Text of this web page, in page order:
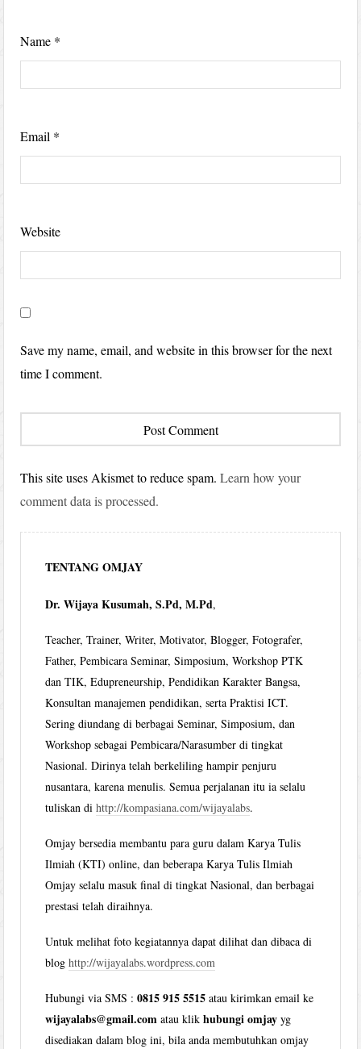
Name *
Email *
Website
Save my name, email, and website in this browser for the next
time I comment.
This site uses Akismet to reduce spam.Learn how your
comment data is processed.
TENTANG OMJAY
Dr. Wijaya Kusumah, S.Pd, M.Pd,
Teacher, Trainer, Writer, Motivator, Blogger, Fotografer,
Father, Pembicara Seminar, Simposium, Workshop PTK
dan TIK, Edupreneurship, Pendidikan Karakter Bangsa,
Konsultan manajemen pendidikan, serta Praktisi ICT.
Sering diundang di berbagai Seminar, Simposium, dan
Workshop sebagai Pembicara/Narasumber di tingkat
Nasional. Dirinya telah berkeliling hampir penjuru
nusantara, karena menulis. Semua perjalanan itu ia selalu
tuliskan dihttp://kompasiana.com/wijayalabs.
Omjay bersedia membantu para guru dalam Karya Tulis
Ilmiah (KTI) online, dan beberapa Karya Tulis Ilmiah
Omjay selalu masuk final di tingkat Nasional, dan berbagai
prestasi telah diraihnya.
Untuk melihat foto kegiatannya dapat dilihat dan dibaca di
bloghttp://wijayalabs.wordpress.com
Hubungi via SMS :0815 915 5515 atau kirimkan email ke
wijayalabs@gmail.com atau klikhubungi omjay yg
disediakan dalam blog ini, bila anda membutuhkan omjay